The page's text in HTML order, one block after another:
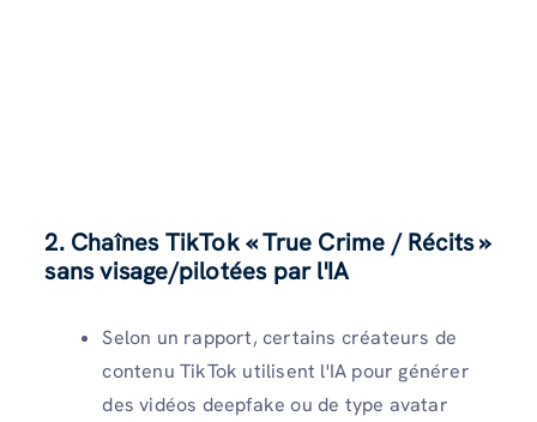
2. Chaînes TikTok « True Crime / Récits »
sans visage/pilotées par l'IA
Selon un rapport, certains créateurs de
contenu TikTok utilisent l'IA pour générer
des vidéos deepfake ou de type avatar